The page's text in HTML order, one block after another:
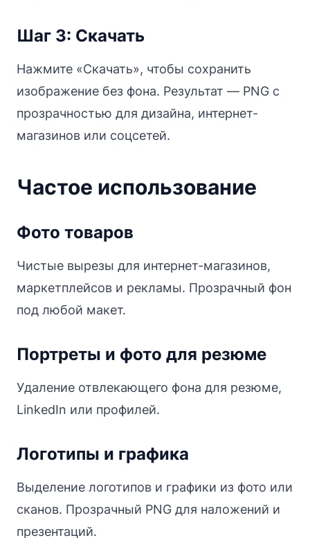
Шаг 3: Скачать
Нажмите «Скачать», чтобы сохранить
изображение без фона. Результат — PNG с
прозрачностью для дизайна, интернет-
магазинов или соцсетей.
Частое использование
Фото товаров
Чистые вырезы для интернет-магазинов,
маркетплейсов и рекламы. Прозрачный фон
под любой макет.
Портреты и фото для резюме
Удаление отвлекающего фона для резюме,
LinkedIn или профилей.
Логотипы и графика
Выделение логотипов и графики из фото или
сканов. Прозрачный PNG для наложений и
презентаций.